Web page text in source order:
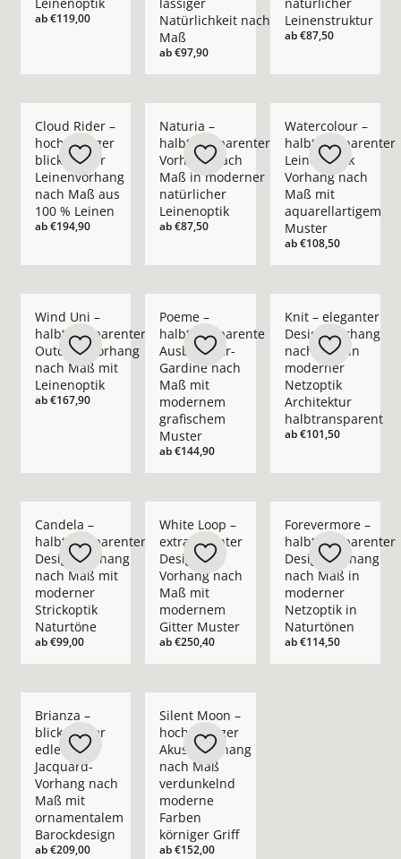
ab€119,00
Natürlichkeit nach
Maß
ab€97,90
Leinenstruktur
ab€87,50
Cloud Rider –
hochwertiger
blickdichter
Leinenvorhang
nach Maß aus
100 % Leinen
ab€194,90
Naturia –
halbtransparenter
Vorhang nach
Maß in moderner
natürlicher
Leinenoptik
ab€87,50
Watercolour –
halbtransparenter
Leinenoptik
Vorhang nach
Maß mit
aquarellartigem
Muster
ab€108,50
Wind Uni –
halbtransparenter
Outdoor-Vorhang
nach Maß mit
Leinenoptik
ab€167,90
Poeme –
halbtransparente
Ausbrenner-
Gardine nach
Maß mit
modernem
grafischem
Muster
ab€144,90
Knit – eleganter
Design-Vorhang
nach Maß in
moderner
Netzoptik
Architektur
halbtransparent
ab€101,50
Candela –
halbtransparenter
Design Vorhang
nach Maß mit
moderner
Strickoptik
Naturtöne
ab€99,00
White Loop –
extravaganter
Design-
Vorhang nach
Maß mit
modernem
Gitter Muster
ab€250,40
Forevermore –
halbtransparenter
Design Vorhang
nach Maß in
moderner
Netzoptik in
Naturtönen
ab€114,50
Brianza –
blickdichter
edler
Jacquard-
Vorhang nach
Maß mit
ornamentalem
Barockdesign
ab€209,00
Silent Moon –
hochwertiger
Akustikvorhang
nach Maß
verdunkelnd
moderne
Farben
körniger Griff
ab€152,00